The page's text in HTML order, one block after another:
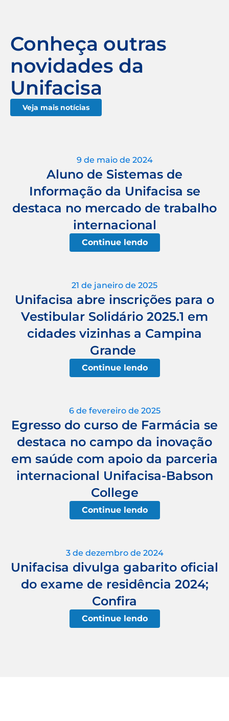
Conheça outras
novidades da
Unifacisa
Veja mais notícias
9 de maio de 2024
Aluno de Sistemas de
Informação da Unifacisa se
destaca no mercado de trabalho
internacional
Continue lendo
21 de janeiro de 2025
Unifacisa abre inscrições para o
Vestibular Solidário 2025.1 em
cidades vizinhas a Campina
Grande
Continue lendo
6 de fevereiro de 2025
Egresso do curso de Farmácia se
destaca no campo da inovação
em saúde com apoio da parceria
internacional Unifacisa-Babson
College
Continue lendo
3 de dezembro de 2024
Unifacisa divulga gabarito oficial
do exame de residência 2024;
Confira
Continue lendo